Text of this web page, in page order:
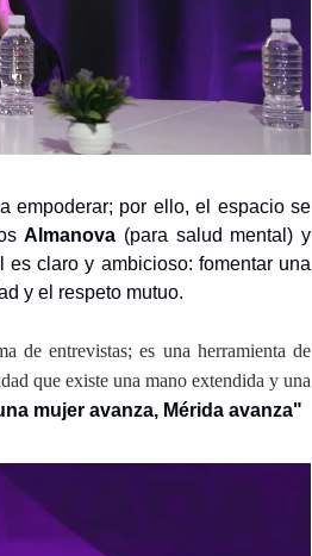
empoderar; por ello, el espacio se
Almanova (para salud mental) y
es claro y ambicioso: fomentar una
y el respeto mutuo.
de entrevistas; es una herramienta de
que existe una mano extendida y una
mujer avanza, Mérida avanza"